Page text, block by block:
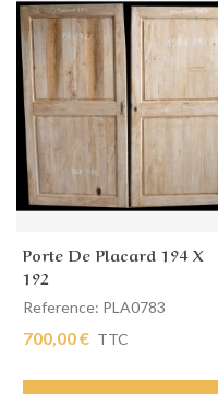
Porte De Placard 194 X
192
Reference: PLA0783
700,00 € TTC